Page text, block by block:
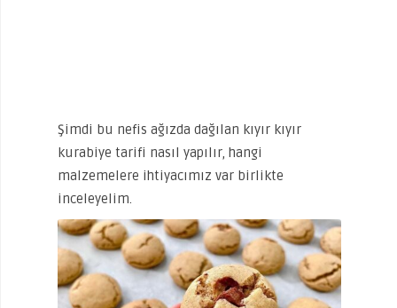
Şimdi bu nefis ağızda dağılan kıyır kıyır
kurabiye tarifi nasıl yapılır, hangi
malzemelere ihtiyacımız var birlikte
inceleyelim.